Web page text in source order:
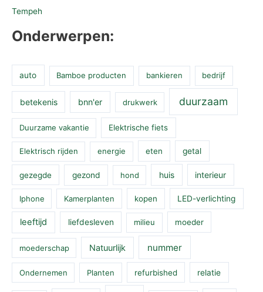
Tempeh
Onderwerpen:
auto Bamboe producten bankieren bedrijf
betekenis bnn'er drukwerk duurzaam
Duurzame vakantie Elektrische fiets
Elektrisch rijden energie eten getal
gezegde gezond hond huis interieur
Iphone Kamerplanten kopen LED-verlichting
leeftijd liefdesleven milieu moeder
moederschap Natuurlijk nummer
Ondernemen Planten refurbished relatie